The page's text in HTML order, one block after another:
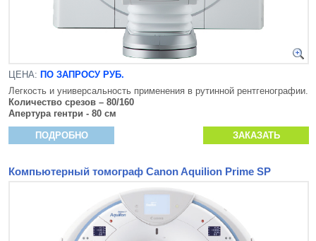
ЦЕНА: ПО ЗАПРОСУ РУБ.
Легкость и универсальность применения в рутинной рентгенографии.
Количество срезов – 80/160
Апертура гентри - 80 см
ПОДРОБНО ЗАКАЗАТЬ
Компьютерный томограф Canon Aquilion Prime SP